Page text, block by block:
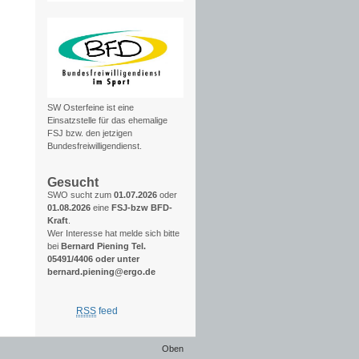
SW Osterfeine ist eine
Einsatzstelle für das ehemalige
FSJ bzw. den jetzigen
Bundesfreiwilligendienst.
Gesucht
SWO sucht zum 01.07.2026 oder
01.08.2026 eine FSJ-bzw BFD-
Kraft
Wer Interesse hat melde sich bitte
bei Bernard Piening Tel.
05491/4406 oder unter
bernard.piening@ergo.de
RSS feed
Oben